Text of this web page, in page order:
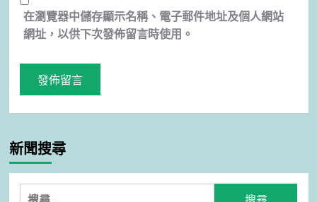
在瀏覽器中儲存顯示名稱、電子郵件地址及個人網站
網址，以供下次發佈留言時使用。
新聞搜尋
搜